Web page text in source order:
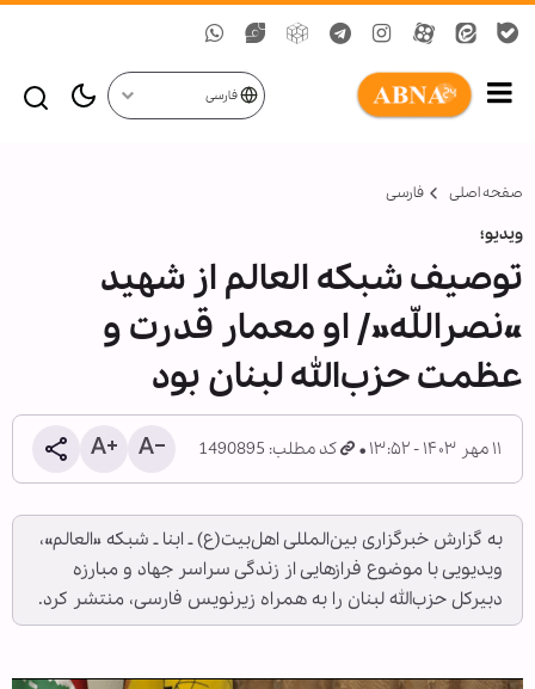
فارسی
صفحه اصلی فارسی
ویدیو؛
توصیف شبکه العالم از شهید
«نصراللّه»/ او معمار قدرت و
عظمت حزب‌الله لبنان بود
۱۱ مهر ۱۴۰۳ - ۱۳:۵۲ کد مطلب: 1490895
به گزارش خبرگزاری بین‌المللی اهل‌بیت(ع) ـ ابنا ـ شبکه «العالم»،
ویدیویی با موضوع فرازهایی از زندگی سراسر جهاد و مبارزه
دبیرکل حزب‌الله لبنان را به همراه زیرنویس فارسی، منتشر کرد.